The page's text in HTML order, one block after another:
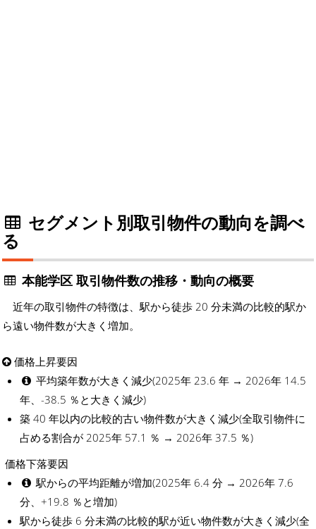
セグメント別取引物件の動向を調べ
る
本能学区 取引物件数の推移・動向の概要
近年の取引物件の特徴は、駅から徒歩 20 分未満の比較的駅か
ら遠い物件数が大きく増加。
価格上昇要因
平均築年数が大きく減少(2025年 23.6 年 → 2026年 14.5
年、-38.5 ％と大きく減少)
築 40 年以内の比較的古い物件数が大きく減少(全取引物件に
占める割合が 2025年 57.1 ％ → 2026年 37.5 ％)
価格下落要因
駅からの平均距離が増加(2025年 6.4 分 → 2026年 7.6
分、+19.8 ％と増加)
駅から徒歩 6 分未満の比較的駅が近い物件数が大きく減少(全